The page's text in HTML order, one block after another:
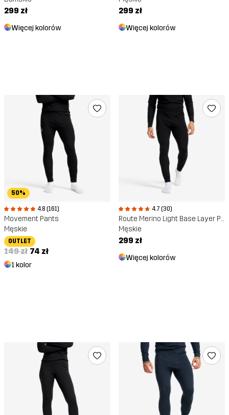
299 zł
Więcej kolorów
299 zł
Więcej kolorów
50%
4.8 (161)
Movement Pants
Męskie
OUTLET
149 zł 74 zł
1 kolor
4.7 (30)
Route Merino Light Base Layer Pants
Męskie
299 zł
Więcej kolorów